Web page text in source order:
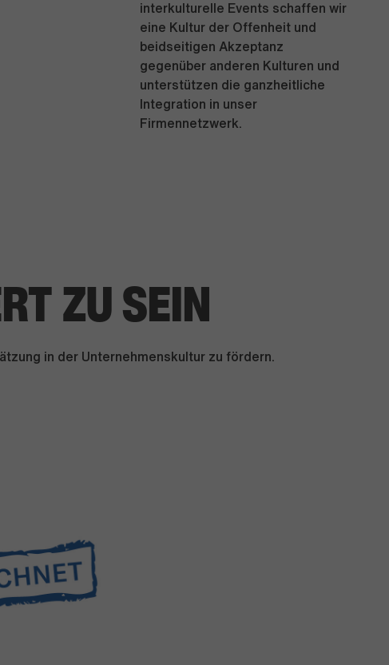
interkulturelle Events schaffen wir
eine Kultur der Offenheit und
beidseitigen Akzeptanz
gegenüber anderen Kulturen und
unterstützen die ganzheitliche
Integration in unser
Firmennetzwerk.
ZU SEIN
in der Unternehmenskultur zu fördern.